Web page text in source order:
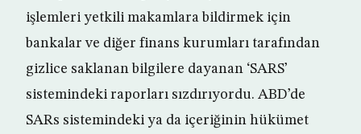
işlemleri yetkili makamlara bildirmek için
bankalar ve diğer finans kurumları tarafından
gizlice saklanan bilgilere dayanan ‘SARS’
sistemindeki raporları sızdırıyordu. ABD’de
SARs sistemindeki ya da içeriğinin hükümet